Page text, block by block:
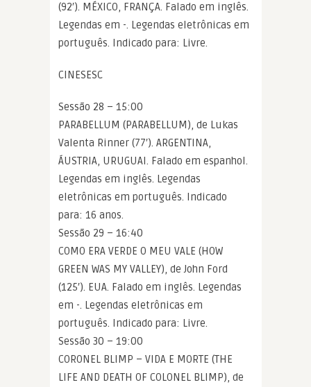
(92′). MÉXICO, FRANÇA. Falado em inglês.
Legendas em -. Legendas eletrônicas em
português. Indicado para: Livre.
CINESESC
Sessão 28 – 15:00
PARABELLUM (PARABELLUM), de Lukas
Valenta Rinner (77′). ARGENTINA,
ÁUSTRIA, URUGUAI. Falado em espanhol.
Legendas em inglês. Legendas
eletrônicas em português. Indicado
para: 16 anos.
Sessão 29 – 16:40
COMO ERA VERDE O MEU VALE (HOW
GREEN WAS MY VALLEY), de John Ford
(125′). EUA. Falado em inglês. Legendas
em -. Legendas eletrônicas em
português. Indicado para: Livre.
Sessão 30 – 19:00
CORONEL BLIMP – VIDA E MORTE (THE
LIFE AND DEATH OF COLONEL BLIMP), de